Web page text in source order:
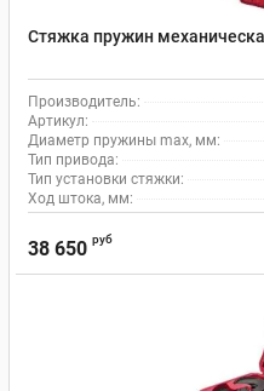
Стяжка пружин
Производитель:
Артикул:
Диаметр пружины max, мм:
Тип привода:
Тип установки стяжки:
Ход штока, мм:
38 650 руб